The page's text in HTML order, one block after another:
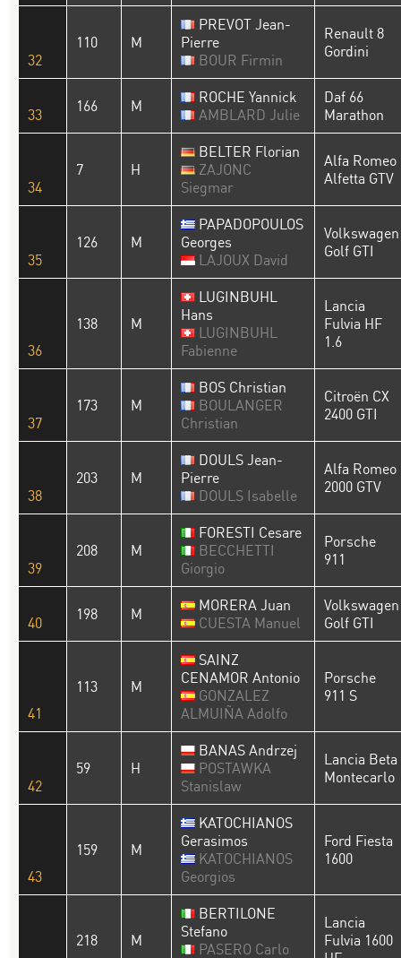
32
110 M
PREVOT Jean-
Pierre
BOUR Firmin
Renault 8
Gordini
33 166 M
ROCHE Yannick
AMBLARD Julie
Daf 66
Marathon
34
7 H
BELTER Florian
ZAJONC
Siegmar
Alfa Romeo
Alfetta GTV
35
126 M
PAPADOPOULOS
Georges
LAJOUX David
Volkswagen
Golf GTI
36
138 M
LUGINBUHL
Hans
LUGINBUHL
Fabienne
Lancia
Fulvia HF
1.6
37
173 M
BOS Christian
BOULANGER
Christian
Citroën CX
2400 GTI
38
203 M
DOULS Jean-
Pierre
DOULS Isabelle
Alfa Romeo
2000 GTV
39
208 M
FORESTI Cesare
BECCHETTI
Giorgio
Porsche
911
40 198 M
MORERA Juan
CUESTA Manuel
Volkswagen
Golf GTI
41
113 M
SAINZ
CENAMOR Antonio
GONZALEZ
ALMUIÑA Adolfo
Porsche
911 S
42
59 H
BANAS Andrzej
POSTAWKA
Stanislaw
Lancia Beta
Montecarlo
43
159 M
KATOCHIANOS
Gerasimos
KATOCHIANOS
Georgios
Ford Fiesta
1600
218 M
BERTILONE
Stefano
PASERO Carlo
Lancia
Fulvia 1600